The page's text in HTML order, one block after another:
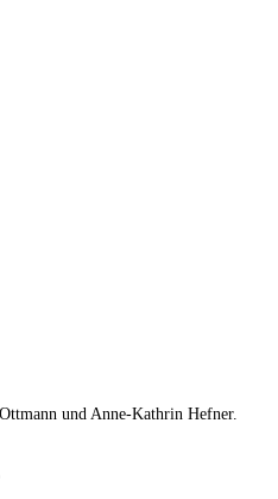
und Anne-Kathrin Hefner.